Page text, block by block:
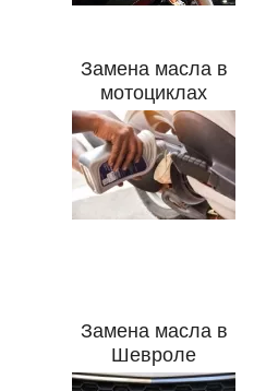
Замена масла в
мотоциклах
Замена масла в
Шевроле
Выберите одну
История обслуживания